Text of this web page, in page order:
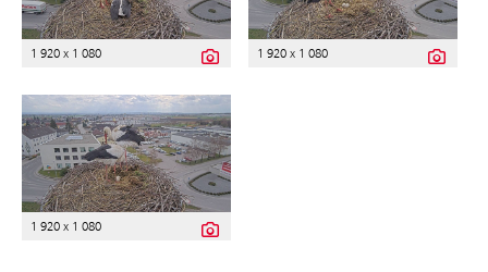
1 920 x 1 080 1 920 x 1 080
1 920 x 1 080